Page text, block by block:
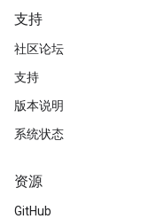
支持
社区论坛
支持
版本说明
系统状态
资源
GitHub